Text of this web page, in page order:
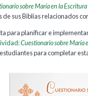
sobre María en la Escritura
de sus Biblias relacionados
para planificar e
Cuestionario sobre María
para completar